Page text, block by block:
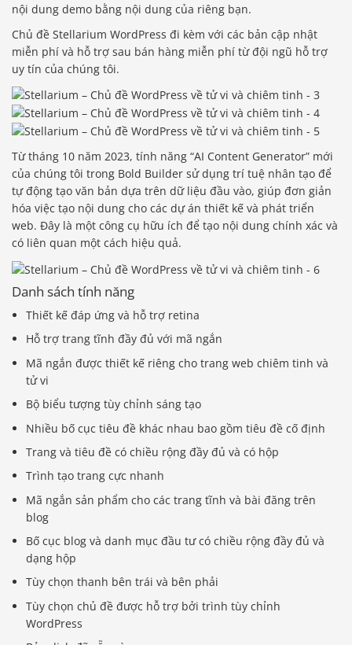
nội dung demo bằng nội dung của riêng bạn.
Chủ đề Stellarium WordPress đi kèm với các bản cập nhật
miễn phí và hỗ trợ sau bán hàng miễn phí từ đội ngũ hỗ trợ
uy tín của chúng tôi.
Từ tháng 10 năm 2023, tính năng “AI Content Generator” mới
của chúng tôi trong Bold Builder sử dụng trí tuệ nhân tạo để
tự động tạo văn bản dựa trên dữ liệu đầu vào, giúp đơn giản
hóa việc tạo nội dung cho các dự án thiết kế và phát triển
web. Đây là một công cụ hữu ích để tạo nội dung chính xác và
có liên quan một cách hiệu quả.
Danh sách tính năng
Thiết kế đáp ứng và hỗ trợ retina
Hỗ trợ trang tĩnh đầy đủ với mã ngắn
Mã ngắn được thiết kế riêng cho trang web chiêm tinh và
tử vi
Bộ biểu tượng tùy chỉnh sáng tạo
Nhiều bố cục tiêu đề khác nhau bao gồm tiêu đề cố định
Trang và tiêu đề có chiều rộng đầy đủ và có hộp
Trình tạo trang cực nhanh
Mã ngắn sản phẩm cho các trang tĩnh và bài đăng trên
blog
Bố cục blog và danh mục đầu tư có chiều rộng đầy đủ và
dạng hộp
Tùy chọn thanh bên trái và bên phải
Tùy chọn chủ đề được hỗ trợ bởi trình tùy chỉnh
WordPress